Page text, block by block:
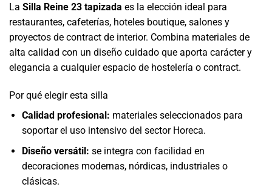
La Silla Reine 23 tapizada es la elección ideal para
restaurantes, cafeterías, hoteles boutique, salones y
proyectos de contract de interior. Combina materiales de
alta calidad con un diseño cuidado que aporta carácter y
elegancia a cualquier espacio de hostelería o contract.
Por qué elegir esta silla
Calidad profesional: materiales seleccionados para
soportar el uso intensivo del sector Horeca.
Diseño versátil: se integra con facilidad en
decoraciones modernas, nórdicas, industriales o
clásicas.